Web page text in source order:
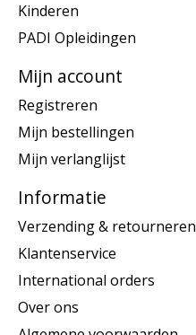
Kinderen
PADI Opleidingen
Mijn account
Registreren
Mijn bestellingen
Mijn verlanglijst
Informatie
Verzending & retourneren
Klantenservice
International orders
Over ons